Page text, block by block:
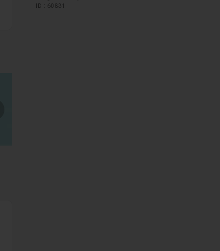
ID : 60831